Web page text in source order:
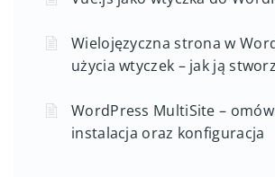
Wielojęzyczna strona w
użycia wtyczek – jak ją
WordPress MultiSite –
instalacja oraz konfiguracja